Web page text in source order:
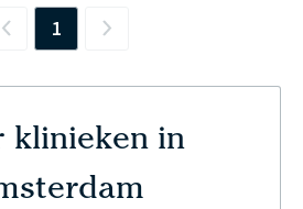
Previous
1 Next
klinieken in